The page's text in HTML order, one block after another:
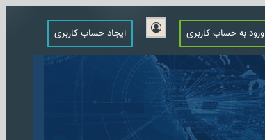
ورود به حساب کاربری ایجاد حساب کاربری